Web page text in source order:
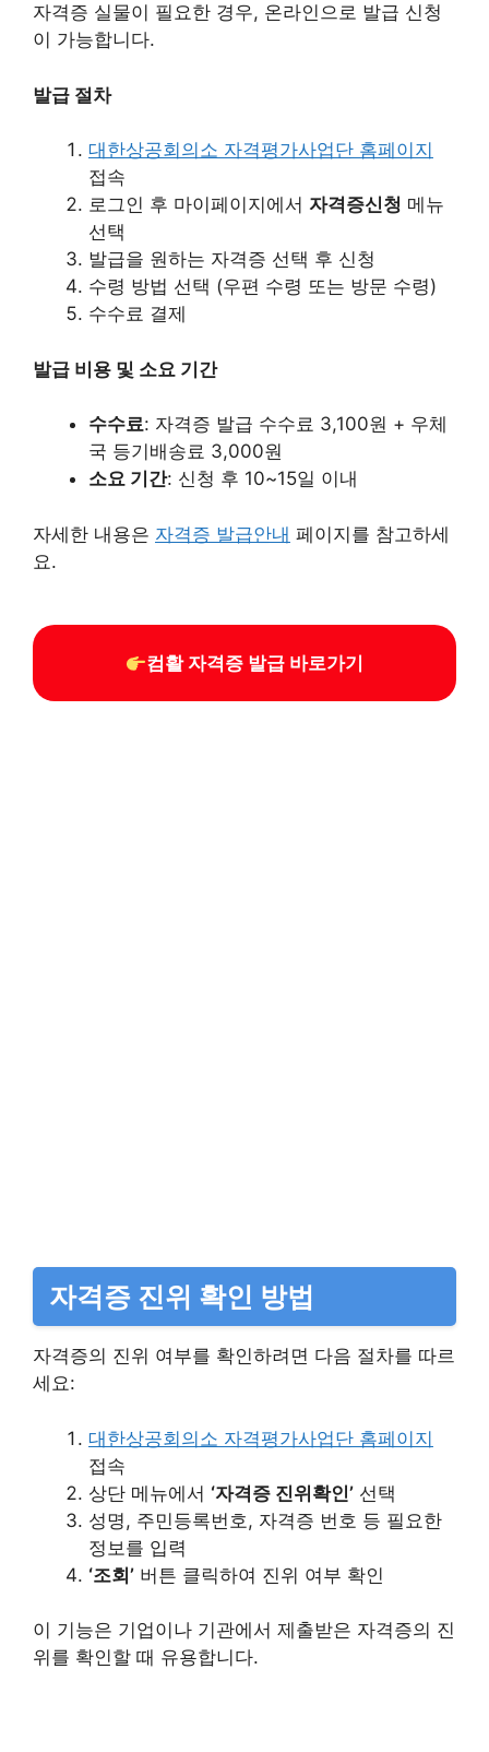
자격증 실물이 필요한 경우, 온라인으로 발급 신청
이 가능합니다.​
발급 절차
대한상공회의소 자격평가사업단 홈페이지
접속​
로그인 후 마이페이지에서 자격증신청 메뉴
선택​
발급을 원하는 자격증 선택 후 신청​
수령 방법 선택 (우편 수령 또는 방문 수령)​
수수료 결제​
발급 비용 및 소요 기간
수수료: 자격증 발급 수수료 3,100원 + 우체
국 등기배송료 3,000원​
소요 기간: 신청 후 10~15일 이내​
자세한 내용은 자격증 발급안내 페이지를 참고하세
요.​
컴활 자격증 발급 바로가기
자격증 진위 확인 방법
자격증의 진위 여부를 확인하려면 다음 절차를 따르
세요:​
대한상공회의소 자격평가사업단 홈페이지
접속​
상단 메뉴에서 ‘자격증 진위확인’ 선택​
성명, 주민등록번호, 자격증 번호 등 필요한
정보를 입력​
‘조회’ 버튼 클릭하여 진위 여부 확인​
이 기능은 기업이나 기관에서 제출받은 자격증의 진
위를 확인할 때 유용합니다.